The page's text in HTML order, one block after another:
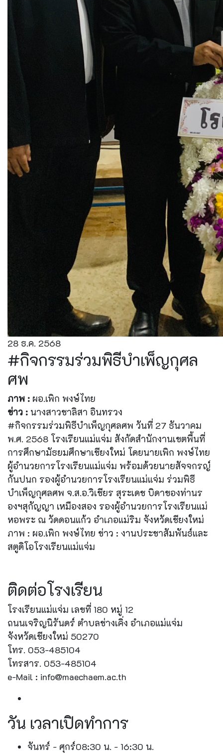
28 ธ.ค. 2568
#กิจกรรมร่วมพิธีบำเพ็ญกุศล
ศพ
ภาพ : ผอ.เพิก พงษ์ไทย
ข่าว : นางสาวชาลิสา อินทรวง
#กิจกรรมร่วมพิธีบำเพ็ญกุศลศพ วันที่ 27 ธันวาคม
พ.ศ. 2568 โรงเรียนแม่แจ่ม สังกัดสำนักงานเขตพื้นที่
การศึกษามัธยมศึกษาเชียงใหม่ โดยนายเพิก พงษ์ไทย
ผู้อำนวยการโรงเรียนแม่แจ่ม พร้อมด้วยนายสัจจกรญ์
กันปนก รองผู้อำนวยการโรงเรียนแม่แจ่ม ร่วมพิธี
บำเพ็ญกุศลศพ จ.ส.อ.วิเชียร สุระเดช บิดาของท่านร
องฯสุกัญญา เหมืองสอง รองผู้อำนวยการโรงเรียนแม่
หอพระ ณ วัดดอนแก้ว อำเภอแม่ริม จังหวัดเชียงใหม่
ภาพ : ผอ.เพิก พงษ์ไทย ข่าว : งานประชาสัมพันธ์และ
สตูดิโอโรงเรียนแม่แจ่ม
ติดต่อโรงเรียน
โรงเรียนแม่แจ่ม เลขที่ 180 หมู่ 12
ถนนเจริญนิรันดร์ ตำบลช่างเคิ่ง อำเภอแม่แจ่ม
จังหวัดเชียงใหม่ 50270
โทร. 053-485104
โทรสาร. 053-485104
e-Mail : info@maechaem.ac.th
วัน เวลาเปิดทำการ
จันทร์ - ศุกร์08:30 น. - 16:30 น.